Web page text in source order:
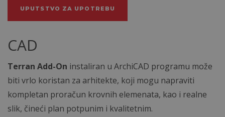
UPUTSTVO ZA UPOTREBU
CAD
Terran Add-On instaliran u ArchiCAD programu može
biti vrlo koristan za arhitekte, koji mogu napraviti
kompletan proračun krovnih elemenata, kao i realne
slik, čineći plan potpunim i kvalitetnim.